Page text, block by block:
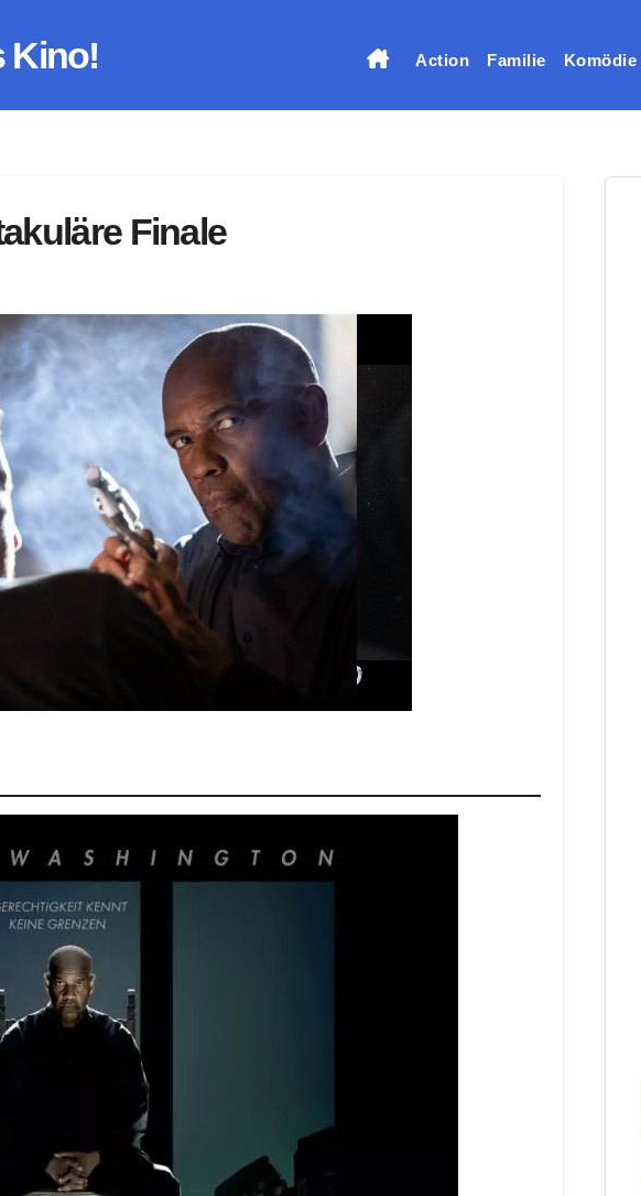
Kino! Action Familie Komödie
Finale